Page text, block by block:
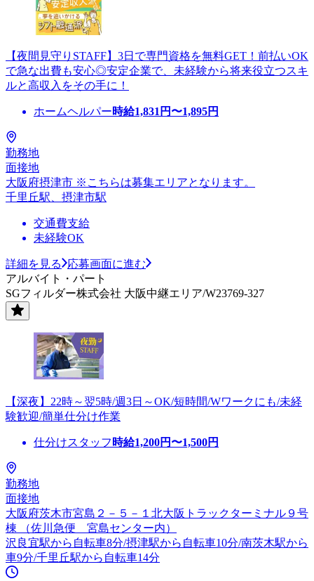
【夜間見守りSTAFF】3日で専門資格を無料GET！前払いOK
で急な出費も安心◎安定企業で、未経験から将来役立つスキ
ルと高収入をその手に！
ホームヘルパー時給1,831 円〜1,895円
勤務地
面接地
大阪府摂津市 ※こちらは募集エリアとなります。
千里丘駅、摂津市駅
交通費支給
未経験OK
詳細を見る
応募画面に進む
アルバイト・パート
SGフィルダー株式会社 大阪中継エリア/W23769-327
【深夜】22時～翌5時/週3日～OK/短時間/Wワークにも/未経
験歓迎/簡単仕分け作業
仕分けスタッフ 時給1,200円〜1,500円
勤務地
面接地
大阪府茨木市宮島２－５－１北大阪トラックターミナル９号
棟 （佐川急便 宮島センター内）
沢良宜駅から自転車8分/摂津駅から自転車10分/南茨木駅から
車9分/千里丘駅から自転車14分